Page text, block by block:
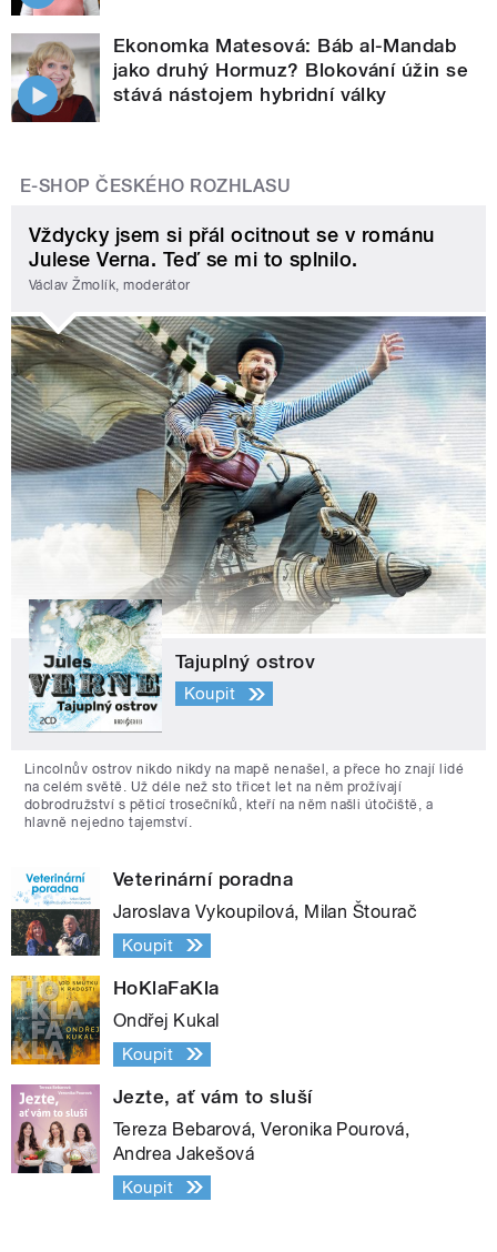
Ekonomka Matesová: Báb al-Mandab
jako druhý Hormuz? Blokování úžin se
stává nástojem hybridní války
E-SHOP ČESKÉHO ROZHLASU
Vždycky jsem si přál ocitnout se v románu
Julese Verna. Teď se mi to splnilo.
Václav Žmolík, moderátor
Tajuplný ostrov
Koupit
Lincolnův ostrov nikdo nikdy na mapě nenašel, a přece ho znají lidé
na celém světě. Už déle než sto třicet let na něm prožívají
dobrodružství s pěticí trosečníků, kteří na něm našli útočiště, a
hlavně nejedno tajemství.
Veterinární poradna
Jaroslava Vykoupilová, Milan Štourač
Koupit
HoKlaFaKla
Ondřej Kukal
Koupit
Jezte, ať vám to sluší
Tereza Bebarová, Veronika Pourová,
Andrea Jakešová
Koupit